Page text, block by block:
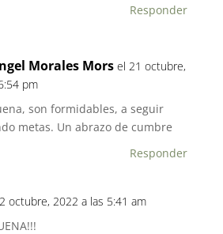
Responder
Morales Mors el 21 octubre,
pm
son formidables, a seguir
metas. Un abrazo de cumbre
Responder
octubre, 2022 a las 5:41 am